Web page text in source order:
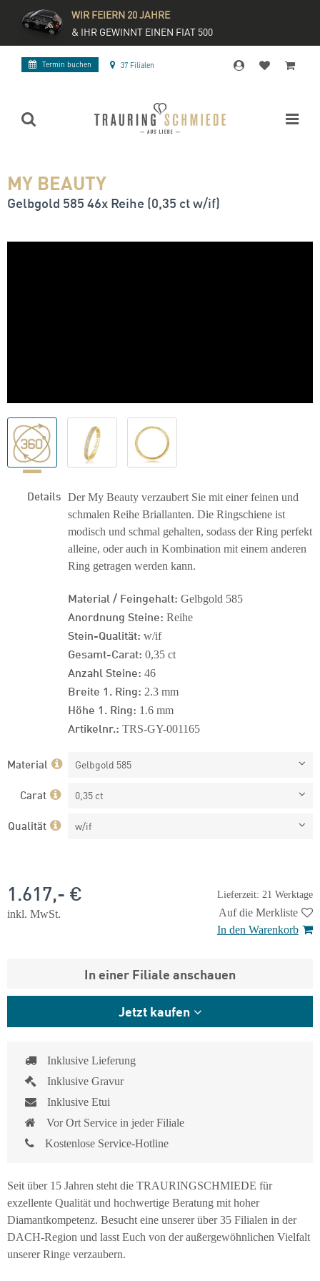
WIR FEIERN 20 JAHRE
& IHR GEWINNT EINEN FIAT 500
Termin buchen 37 Filialen
MY BEAUTY
Gelbgold 585 46x Reihe (0,35 ct w/if)
Details Der My Beauty verzaubert Sie mit einer feinen und
schmalen Reihe Briallanten. Die Ringschiene ist
modisch und schmal gehalten, sodass der Ring perfekt
alleine, oder auch in Kombination mit einem anderen
Ring getragen werden kann.
Material / Feingehalt: Gelbgold 585
Anordnung Steine: Reihe
Stein-Qualität: w/if
Gesamt-Carat: 0,35 ct
Anzahl Steine: 46
Breite 1. Ring: 2.3 mm
Höhe 1. Ring: 1.6 mm
Artikelnr.: TRS-GY-001165
Material Gelbgold 585
Carat 0,35 ct
Qualität w/if
Lieferzeit: 21 Werktage
1.617,- €
inkl. MwSt.
Auf die Merkliste
In den Warenkorb
In einer Filiale anschauen
Jetzt kaufen
Inklusive Lieferung
Inklusive Gravur
Inklusive Etui
Vor Ort Service in jeder Filiale
Kostenlose Service-Hotline
Seit über 15 Jahren steht die TRAURINGSCHMIEDE für
exzellente Qualität und hochwertige Beratung mit hoher
Diamantkompetenz. Besucht eine unserer über 35 Filialen in der
DACH-Region und lasst Euch von der außergewöhnlichen Vielfalt
unserer Ringe verzaubern.